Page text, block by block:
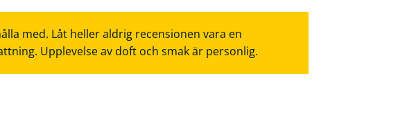
med. Låt heller aldrig recensionen vara en
Upplevelse av doft och smak är personlig.